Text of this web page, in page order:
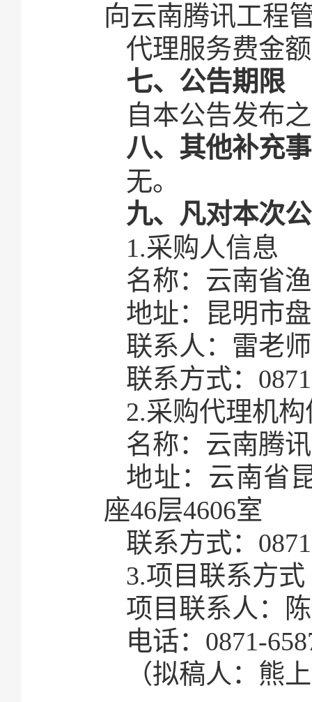
向云南腾讯工程
代理服务费金
七、公告期限
自本公告发布
八、其他补充
无。
九、凡对本次
1.采购人信息
名称：云南省
地址：昆明市
联系人：雷老师
联系方式：
2.采购代理机
名称：云南腾
地址：云南省
座46层4606室
联系方式：
3.项目联系方式
项目联系人：
电话：0871-
（拟稿人：熊